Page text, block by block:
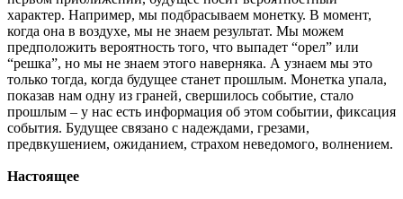
характер. Например, мы подбрасываем монетку. В момент,
когда она в воздухе, мы не знаем результат. Мы можем
предположить вероятность того, что выпадет “орел” или
“решка”, но мы не знаем этого наверняка. А узнаем мы это
только тогда, когда будущее станет прошлым. Монетка упала,
показав нам одну из граней, свершилось событие, стало
прошлым – у нас есть информация об этом событии, фиксация
события. Будущее связано с надеждами, грезами,
предвкушением, ожиданием, страхом неведомого, волнением.
Настоящее